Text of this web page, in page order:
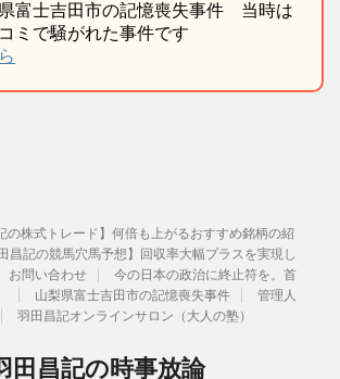
富士吉田市の記憶喪失事件 当時は
ミで騒がれた事件です
の株式トレード】何倍も上がるおすすめ銘柄の紹
田昌記の競馬穴馬予想】回収率大幅プラスを実現し
お問い合わせ
今の日本の政治に終止符を。首
山梨県富士吉田市の記憶喪失事件
管理人
羽田昌記オンラインサロン（大人の塾）
田昌記の時事放論